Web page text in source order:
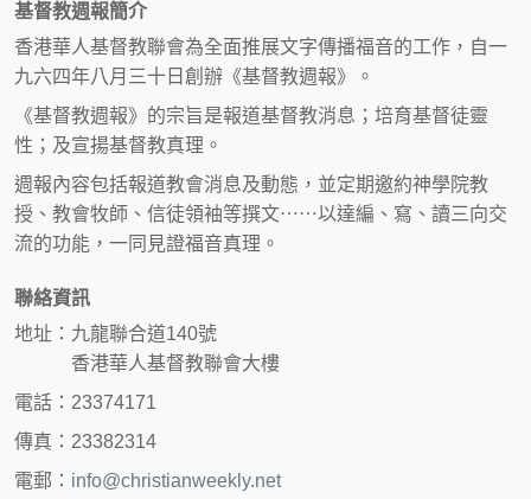
基督教週報簡介
香港華人基督教聯會為全面推展文字傳播福音的工作，自一
九六四年八月三十日創辦《基督教週報》。
《基督教週報》的宗旨是報道基督教消息；培育基督徒靈
性；及宣揚基督教真理。
週報內容包括報道教會消息及動態，並定期邀約神學院教
授、教會牧師、信徒領袖等撰文⋯⋯以達編、寫、讀三向交
流的功能，一同見證福音真理。
聯絡資訊
地址：九龍聯合道140號
香港華人基督教聯會大樓
電話：23374171
傳真：23382314
電郵： info@christianweekly.net